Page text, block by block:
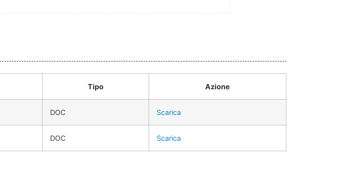
Tipo Azione
DOC Scarica
DOC Scarica